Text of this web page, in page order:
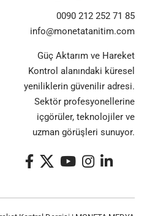
0090 212 252 71 85
info@monetatanitim.com
Güç Aktarım ve Hareket
Kontrol alanındaki küresel
yeniliklerin güvenilir adresi.
Sektör profesyonellerine
içgörüler, teknolojiler ve
uzman görüşleri sunuyor.